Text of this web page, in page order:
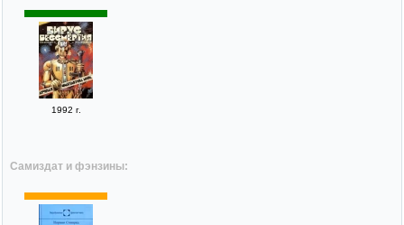
1992 г.
Самиздат и фэнзины: